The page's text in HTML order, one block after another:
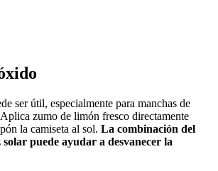
ser útil, especialmente para manchas de
zumo de limón fresco directamente
la camiseta al sol. La combinación del
puede ayudar a desvanecer la